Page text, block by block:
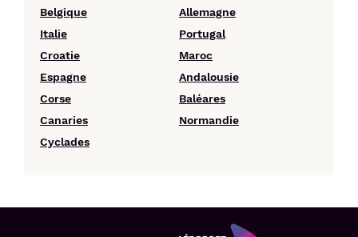
Belgique
Allemagne
Italie
Portugal
Croatie
Maroc
Espagne
Andalousie
Corse
Baléares
Canaries
Normandie
Cyclades